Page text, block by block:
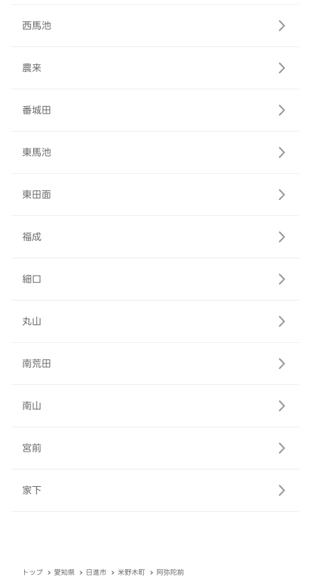
西馬池
農来
番城田
東馬池
東田面
福成
細口
丸山
南荒田
南山
宮前
家下
トップ 愛知県 日進市 米野木町 阿弥陀前